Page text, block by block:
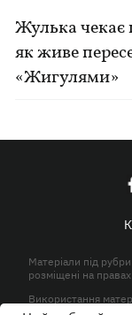
Жулька чекає
як живе
«Жигулями»
Матеріали під
розміщені на
Використання
активного